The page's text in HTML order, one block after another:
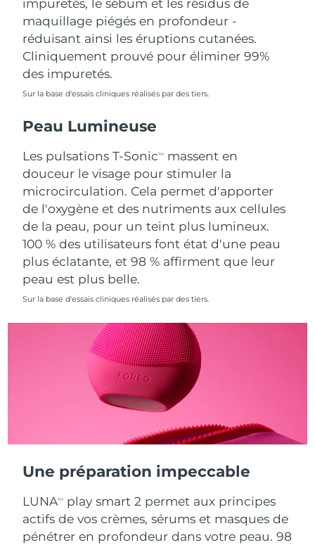
impuretés, le sébum et les résidus de
maquillage piégés en profondeur -
réduisant ainsi les éruptions cutanées.
Cliniquement prouvé pour éliminer 99%
des impuretés.
Sur la base d'essais cliniques réalisés par des tiers.
Peau Lumineuse
Les pulsations T-SonicTM
massent en
douceur le visage pour stimuler la
microcirculation. Cela permet d'apporter
de l'oxygène et des nutriments aux cellules
de la peau, pour un teint plus lumineux.
100 % des utilisateurs font état d'une peau
plus éclatante, et 98 % affirment que leur
peau est plus belle.
Sur la base d'essais cliniques réalisés par des tiers.
Une préparation impeccable
LUNATM
play smart 2 permet aux principes
actifs de vos crèmes, sérums et masques de
pénétrer en profondeur dans votre peau. 98
Singapour Livraison estimée
Slovaquie Livraison estimée
Slovénie
Espagne Livraison estimée
Suède Livraison estimée8/9/26
Suisse Livraison estimée8/9/26
Taïwan
Livraison estimée
Émirats arabes unis Livraison estimée
États-Unis Livraison estimée8/10/26
Ouzbékistan Livraison estimée
Viêt Nam Livraison estimée8/15/26